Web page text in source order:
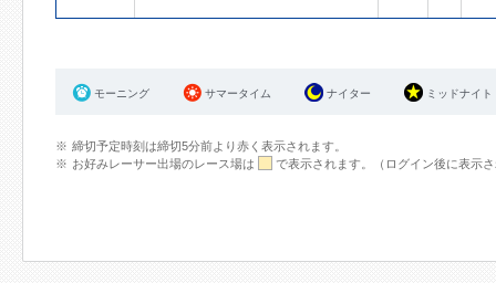
モーニング サマータイム ナイター ミッドナイト
締切予定時刻は締切5分前より赤く表示されます。
お好みレーサー出場のレース場は
で表示されます。（ログイン後に表示